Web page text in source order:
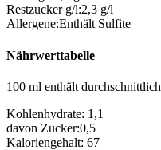
Restzucker g/l:2,3 g/l
Allergene:Enthält Sulfite
Nährwerttabelle
100 ml enthält durchschnittlich
Kohlenhydrate: 1,1
davon Zucker:0,5
Kaloriengehalt: 67